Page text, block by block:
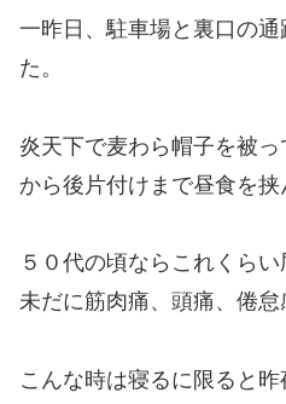
一昨日、駐車場と裏口の
た。
炎天下で麦わら帽子を被
から後片付けまで昼食を挟
５０代の頃ならこれくらい
未だに筋肉痛、頭痛、倦怠
こんな時は寝るに限ると